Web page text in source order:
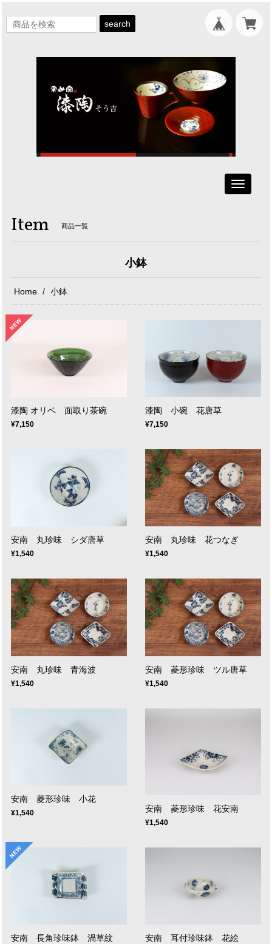
search
Toggle
Item 商品一覧
小鉢
Home 小鉢
漆陶 オリベ 面取り茶碗
¥7,150
漆陶 小碗 花唐草
¥7,150
安南 丸珍味 シダ唐草
¥1,540
安南 丸珍味 花つなぎ
¥1,540
安南 丸珍味 青海波
¥1,540
安南 菱形珍味 ツル唐草
¥1,540
安南 菱形珍味 小花
¥1,540 安南 菱形珍味 花安南
¥1,540
安南 長角珍味鉢 渦草紋 安南 耳付珍味鉢 花絵